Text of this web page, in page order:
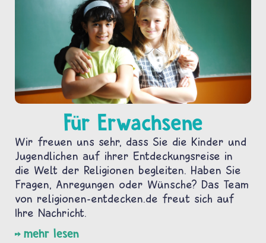
Für Erwachsene
Wir freuen uns sehr, dass Sie die Kinder und
Jugendlichen auf ihrer Entdeckungsreise in
die Welt der Religionen begleiten. Haben Sie
Fragen, Anregungen oder Wünsche? Das Team
von religionen-entdecken.de freut sich auf
Ihre Nachricht.
mehr lesen